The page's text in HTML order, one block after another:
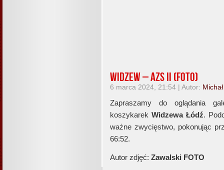
Widzew – AZS II (foto)
6 marca 2024, 21:54 | Autor: Michał
Zapraszamy do oglądania
koszykarekWidzewa Łódź.
ważne zwycięstwo, pokonując
66:52.
Autor zdjęć: Zawalski FOTO